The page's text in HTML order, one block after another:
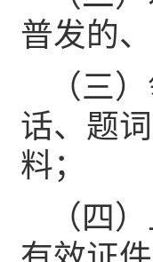
普发的
（三
话、题
料；
（四